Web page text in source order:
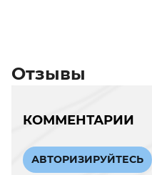
Отзывы
КОММЕНТАРИИ
АВТОРИЗИРУЙТЕСЬ